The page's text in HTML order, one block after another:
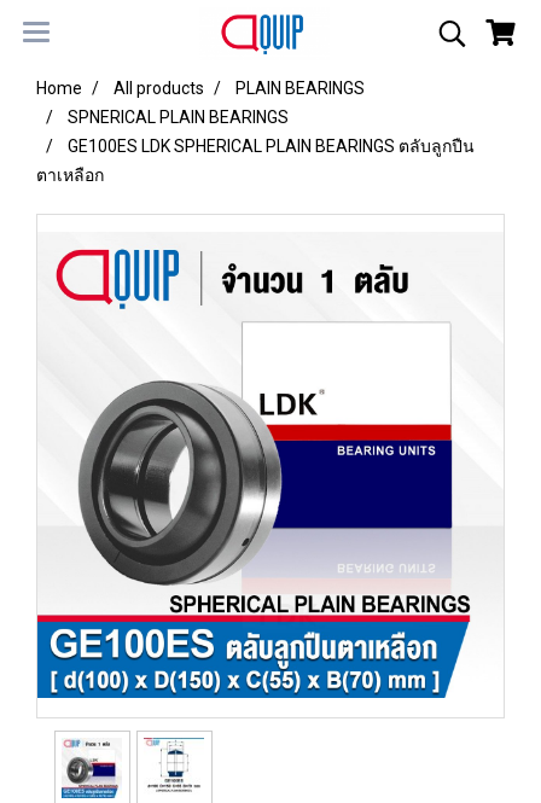
Home All products
PLAIN BEARINGS
SPNERICAL PLAIN BEARINGS
GE100ES LDK SPHERICAL PLAIN BEARINGS ตลับลูกปืน
ตาเหลือก